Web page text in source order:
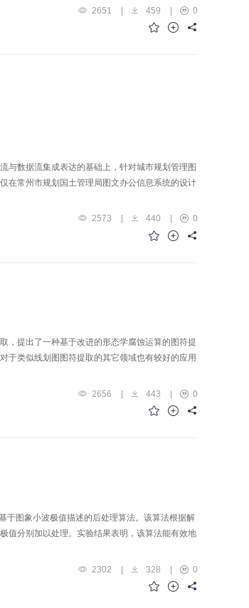
，因此对目前超谱图象分类和压缩广泛应用的方法
类和压缩的过程，并进行了计算机模拟仿真，最后
2651 | 459 |
0
与数据流集成表达的基础上，针对城市规划管理图
在常州市规划国土管理局图文办公信息系统的设计
2573 440
0
，提出了一种基于改进的形态学腐蚀运算的图符提
于类似线划图图符提取的其它领域也有较好的应用
2656 443
0
于图象小波极值描述的后处理算法。该算法根据解
值分别加以处理。实验结果表明，该算法能有效地
2302 | 328 |
0